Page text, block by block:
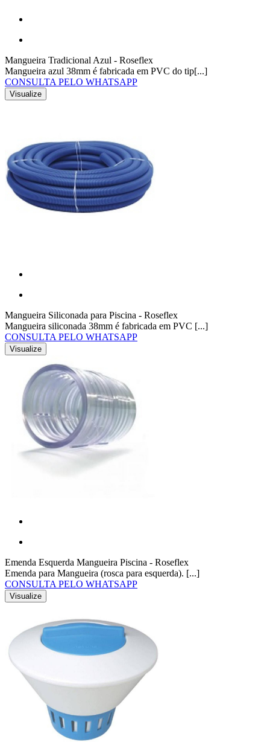
Mangueira Tradicional Azul - Roseflex
Mangueira azul 38mm é fabricada em PVC do tip[...]
CONSULTA PELO WHATSAPP
Visualize
Mangueira Siliconada para Piscina - Roseflex
Mangueira siliconada 38mm é fabricada em PVC [...]
CONSULTA PELO WHATSAPP
Visualize
Emenda Esquerda Mangueira Piscina - Roseflex
Emenda para Mangueira (rosca para esquerda). [...]
CONSULTA PELO WHATSAPP
Visualize